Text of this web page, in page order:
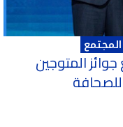
المجتمع
المتوجين